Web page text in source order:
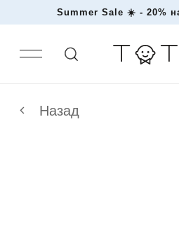
Summer Sale ☀️ -